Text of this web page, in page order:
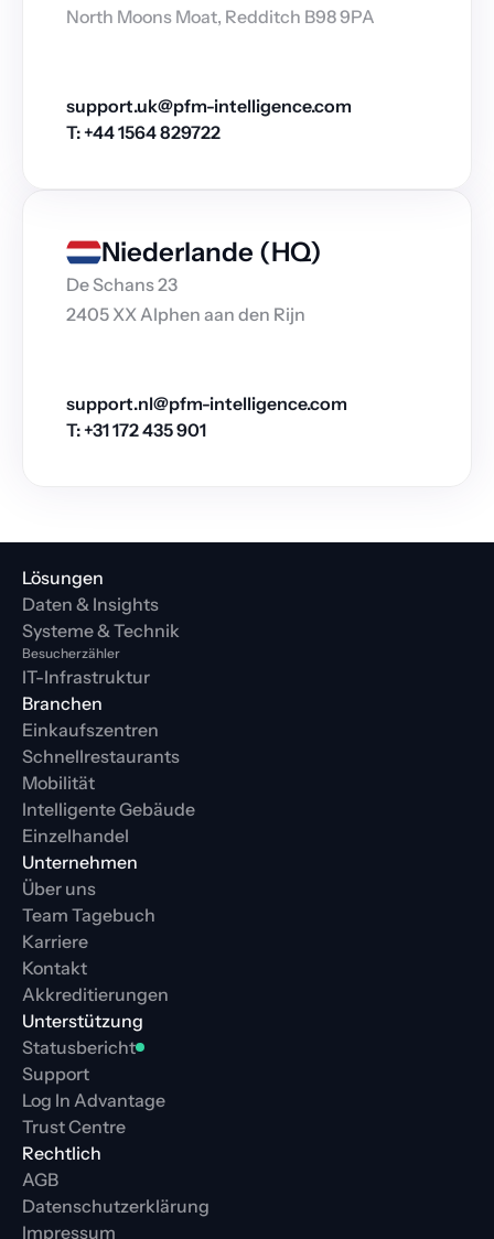
Niederlande (HQ)
De Schans 23
2405 XX Alphen aan den Rijn
support.nl@pfm-intelligence.com
T: +31 172 435 901
North Moons Moat, Redditch B98 9PA
support.uk@pfm-intelligence.com
T: +44 1564 829722
Lösungen
Daten & Insights
Systeme & Technik
Besucherzähler
IT-Infrastruktur
Branchen
Einkaufszentren
Schnellrestaurants
Mobilität
Intelligente Gebäude
Einzelhandel
Unternehmen
Über uns
Team Tagebuch
Karriere
Kontakt
Akkreditierungen
Unterstützung
Statusbericht
Support
Log In Advantage
Trust Centre
Rechtlich
AGB
Datenschutzerklärung
Impressum